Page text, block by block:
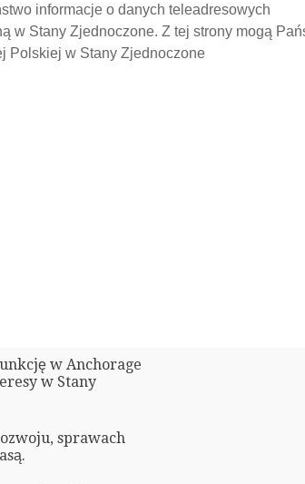
informacje o danych teleadresowych
w Stany Zjednoczone. Z tej strony mogą
Polskiej w Stany Zjednoczone
w Anchorage
w Stany
sprawach